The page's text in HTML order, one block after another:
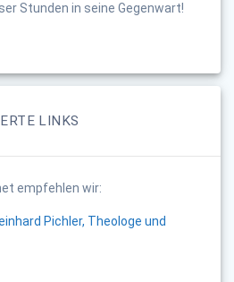
Stunden in seine Gegenwart!
LINKS
empfehlen wir:
Pichler, Theologe und